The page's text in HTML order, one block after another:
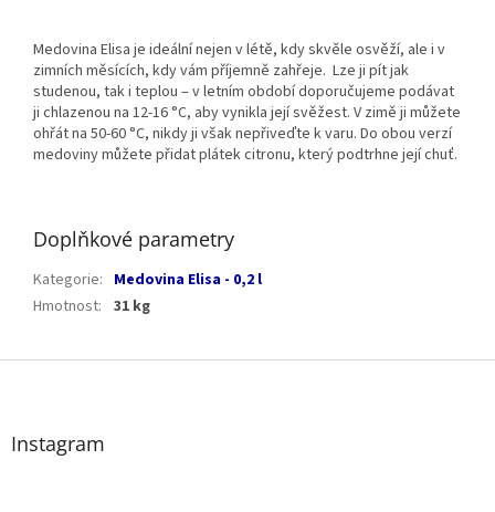
Medovina Elisa je ideální nejen v létě, kdy skvěle osvěží, ale i v
zimních měsících, kdy vám příjemně zahřeje. Lze ji pít jak
studenou, tak i teplou – v letním období doporučujeme podávat
ji chlazenou na 12-16 °C, aby vynikla její svěžest. V zimě ji můžete
ohřát na 50-60 °C, nikdy ji však nepřiveďte k varu. Do obou verzí
medoviny můžete přidat plátek citronu, který podtrhne její chuť.
Doplňkové parametry
Kategorie: Medovina Elisa - 0,2 l
Hmotnost: 31 kg
Z
Instagram